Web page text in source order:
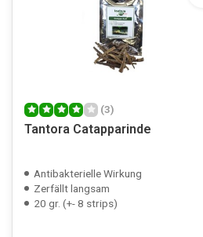
(3)
Tantora Catapparinde
Antibakterielle Wirkung
Zerfällt langsam
20 gr. (+- 8 strips)